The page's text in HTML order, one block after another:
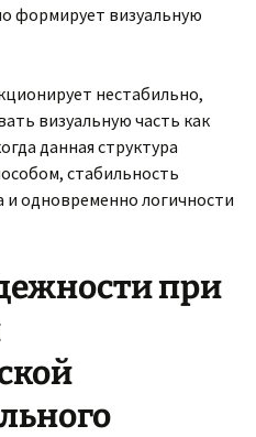
формирует визуальную
нестабильно,
визуальную часть как
данная структура
стабильность
одновременно логичности
при